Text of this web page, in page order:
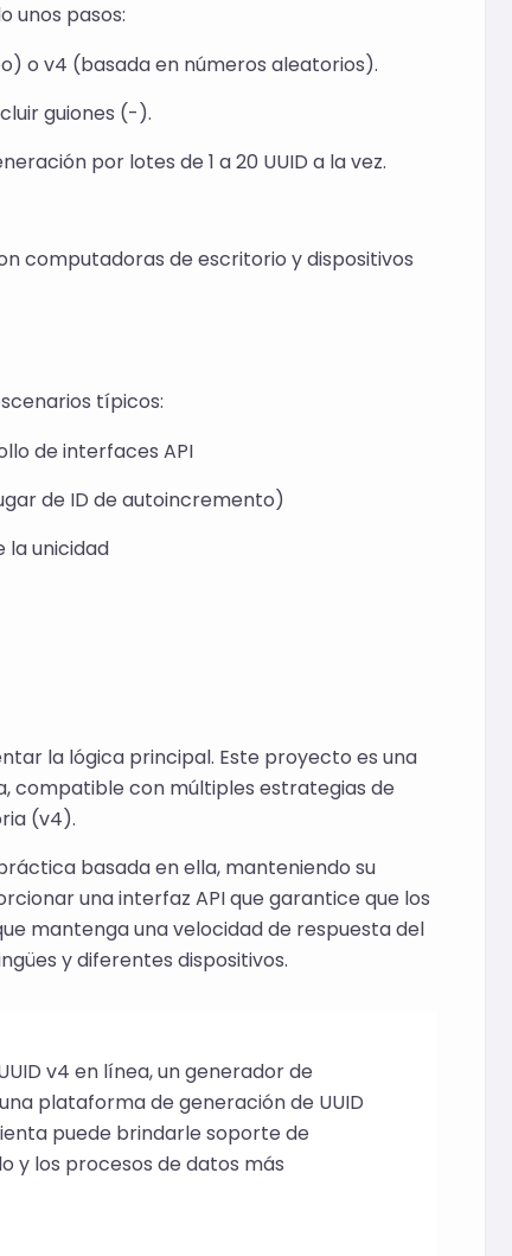
unos pasos:
o v4 (basada en números aleatorios).
guiones (-).
por lotes de 1 a 20 UUID a la vez.
computadoras de escritorio y dispositivos
típicos:
de interfaces API
de ID de autoincremento)
la unicidad
la lógica principal. Este proyecto es una
compatible con múltiples estrategias de
(v4).
basada en ella, manteniendo su
una interfaz API que garantice que los
mantenga una velocidad de respuesta del
y diferentes dispositivos.
v4 en línea, un generador de
plataforma de generación de UUID
puede brindarle soporte de
y los procesos de datos más